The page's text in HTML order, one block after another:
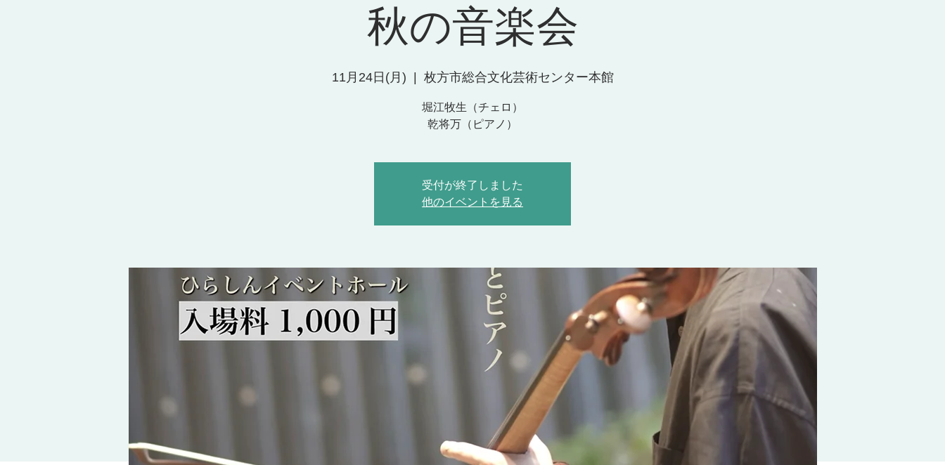
秋の音楽会
11月24日(月) 枚方市総合文化芸術センター本館
堀江牧生（チェロ）
乾将万（ピアノ）
受付が終了しました
他のイベントを見る